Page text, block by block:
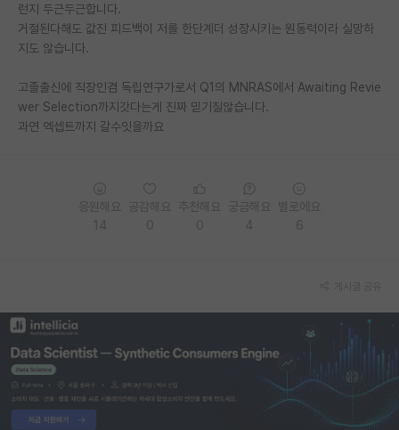
인문사회 계열 게시판
특수/전문대학원 게시판
반도체/AI 게시판
장학금/장학생 게시판
반도체 아카데미
재팬라운지 🌸
런지 두근두근합니다.
거절된다해도 값진 피드백이 저를 한단계더 성장시키는 원동력이라 실망하
지도 않습니다.
고졸출신에 직장인겸 독립연구가로서 Q1의 MNRAS에서 Awaiting Revie
wer Selection까지갓다는게 진짜 믿기질않습니다.
과연 엑셉트까지 갈수잇을까요